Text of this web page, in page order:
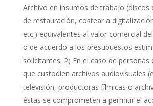
Archivo en insumos de trabajo (discos
de restauración, costear a
etc.) equivalentes al valor comercial
o de acuerdo a los presupuestos
solicitantes. 2) En el caso de personas
que custodien archivos audiovisuales
televisión, productoras fílmicas o
éstas se comprometen a permitir el